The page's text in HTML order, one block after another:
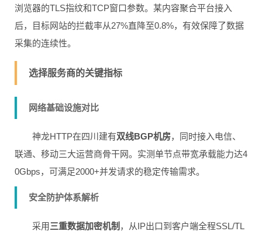
浏览器的TLS指纹和TCP窗口参数。某内容聚合平台接入
后，目标网站的拦截率从27%直降至0.8%，有效保障了数据
采集的连续性。
选择服务商的关键指标
网络基础设施对比
神龙HTTP在四川建有双线BGP机房，同时接入电信、
联通、移动三大运营商骨干网。实测单节点带宽承载能力达4
0Gbps，可满足2000+并发请求的稳定传输需求。
安全防护体系解析
采用三重数据加密机制 ，从IP出口到客户端全程SSL/TL